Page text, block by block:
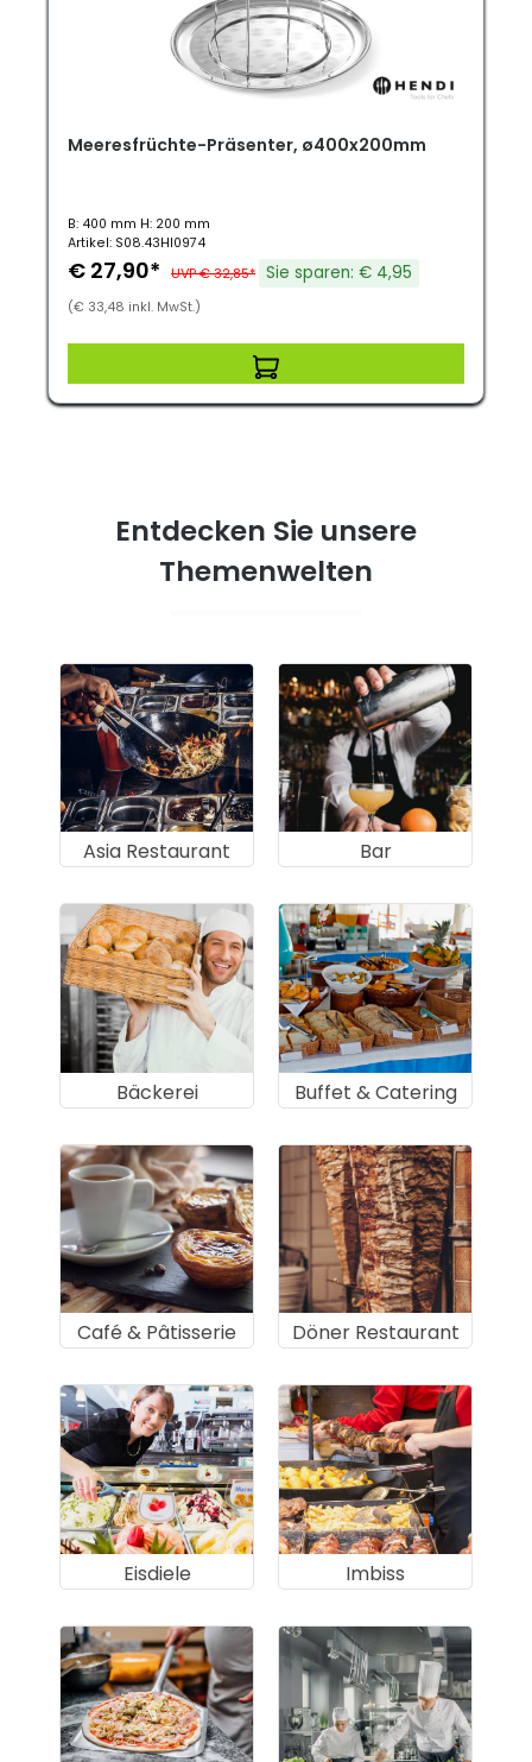
Meeresfrüchte-Präsenter, ø400x200mm
B: 400 mm H: 200 mm
Artikel: S08.43HI0974
€ 27,90* UVP € 32,85* Sie sparen: € 4,95
(€ 33,48 inkl. MwSt.)
Entdecken Sie unsere
Themenwelten
Asia Restaurant Bar
Bäckerei Buffet & Catering
Café & Pâtisserie Döner Restaurant
Eisdiele Imbiss